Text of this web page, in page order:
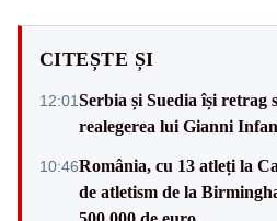
CITEȘTE ȘI
12:01Serbia și Suedia își
realegerea lui Gianni
10:46România, cu 13 atleți la
de atletism de la